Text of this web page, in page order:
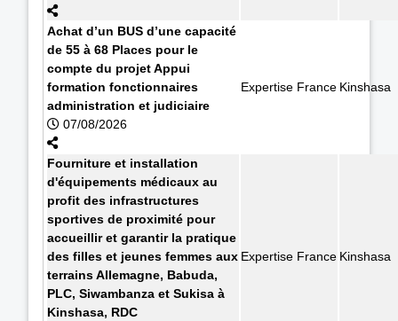
Achat d’un BUS d’une capacité
de 55 à 68 Places pour le
compte du projet Appui
formation fonctionnaires
administration et judiciaire
07/08/2026
Expertise France Kinshasa
Fourniture et installation
d'équipements médicaux au
profit des infrastructures
sportives de proximité pour
accueillir et garantir la pratique
des filles et jeunes femmes aux
terrains Allemagne, Babuda,
PLC, Siwambanza et Sukisa à
Kinshasa, RDC
Expertise France Kinshasa